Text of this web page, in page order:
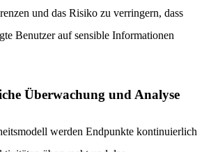
und das Risiko zu verringern, dass
Benutzer auf sensible Informationen
Überwachung und Analyse
werden Endpunkte kontinuierlich